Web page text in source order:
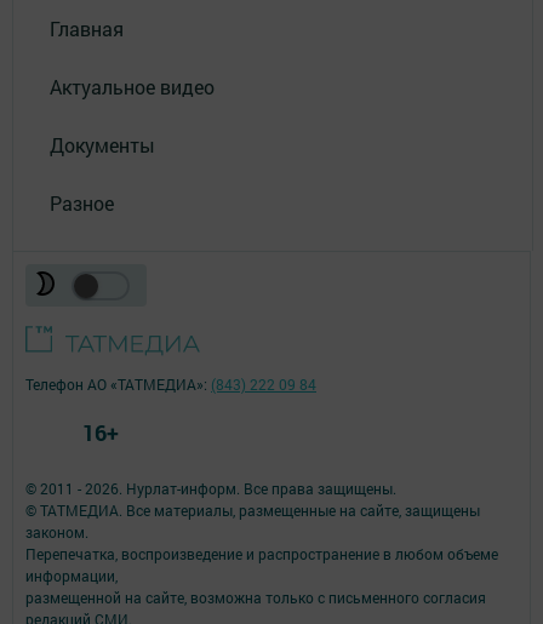
Главная
Актуальное видео
Документы
Разное
© 2011 - 2026. Нурлат-⁠информ. Все права защищены.
© ТАТМЕДИА. Все материалы, размещенные на сайте, защищены
законом.
Перепечатка, воспроизведение и распространение в любом объеме
информации,
размещенной на сайте, возможна только с письменного согласия
редакций СМИ.
Телефон АО «ТАТМЕДИА»: (843) 222 09 84
16+